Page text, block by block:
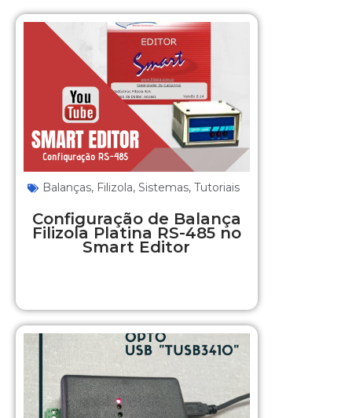
Balanças, Filizola, Sistemas, Tutoriais
Configuração de Balança
Filizola Platina RS-485 no
Smart Editor